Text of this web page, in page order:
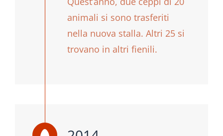
animali si sono trasferiti
nella nuova stalla. Altri 25 si
trovano in altri fienili.